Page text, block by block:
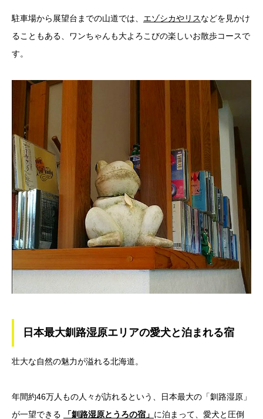
駐車場から展望台までの山道では、 エゾシカやリスなどを見かけ
ることもある、ワンちゃんも大よろこびの楽しいお散歩コースで
す。
日本最大釧路湿原エリアの愛犬と泊まれる宿
壮大な自然の魅力が溢れる北海道。
年間約46万人もの人々が訪れるという、日本最大の「釧路湿原」
が一望できる
「釧路湿原とうろの宿」 に泊まって、愛犬と圧倒